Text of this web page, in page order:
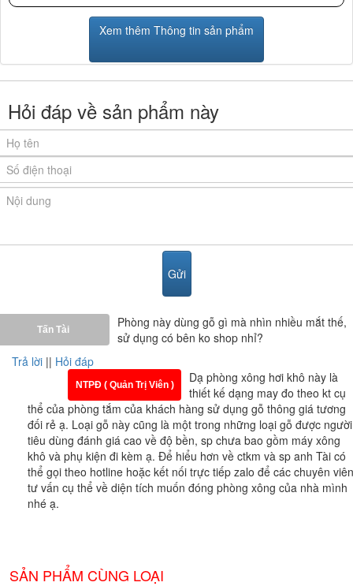
Xem thêm Thông tin sản phẩm
Hỏi đáp về sản phẩm này
Tấn Tài
Phòng này dùng gỗ gì mà nhìn nhiều mắt thế,
sử dụng có bên ko shop nhỉ?
Trả lời || Hỏi đáp
NTPĐ ( Quản Trị Viên )
Dạ phòng xông hơi khô này là
thiết kế dạng may đo theo kt cụ
thể của phòng tắm của khách hàng sử dụng gỗ thông giá tương
đối rẻ ạ. Loại gỗ này cũng là một trong những loại gỗ được người
tiêu dùng đánh giá cao về độ bền, sp chưa bao gồm máy xông
khô và phụ kiện đi kèm ạ. Để hiểu hơn về ctkm và sp anh Tài có
thể gọi theo hotline hoặc kết nối trực tiếp zalo để các chuyên viên
tư vấn cụ thể về diện tích muốn đóng phòng xông của nhà mình
nhé ạ.
SẢN PHẨM CÙNG LOẠI